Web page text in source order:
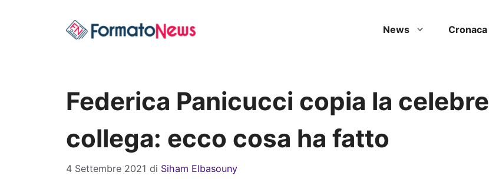
News Cronaca
Federica Panicucci copia la celebre
collega: ecco cosa ha fatto
4 Settembre 2021 di Siham Elbasouny